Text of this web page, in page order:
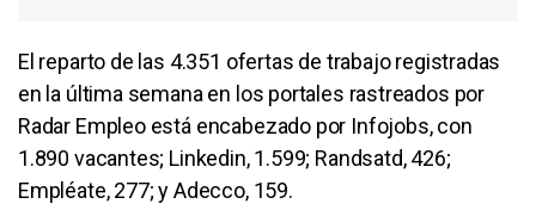
El reparto de las 4.351 ofertas de trabajo registradas
en la última semana en los portales rastreados por
Radar Empleo está encabezado por Infojobs, con
1.890 vacantes; Linkedin, 1.599; Randsatd, 426;
Empléate, 277; y Adecco, 159.